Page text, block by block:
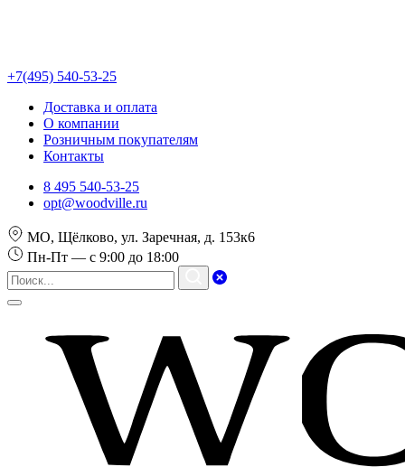
+7(495) 540-53-25
Доставка и оплата
О компании
Розничным покупателям
Контакты
8 495 540-53-25
opt@woodville.ru
МО, Щёлково, ул. Заречная, д. 153к6
Пн-Пт — с 9:00 до 18:00